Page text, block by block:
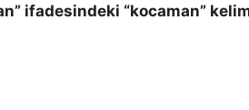
ifadesindeki “kocaman”